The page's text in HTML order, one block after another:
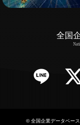
Twitter Facebook
©全国企業データベー